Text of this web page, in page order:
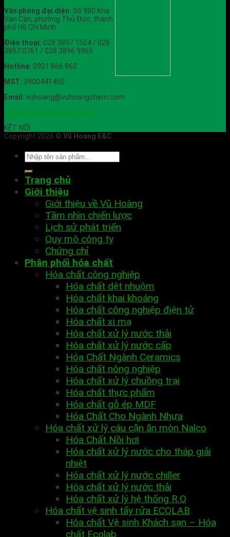
Văn phòng đại diện: Số 980 Kha
Vạn Cân, phường Thủ Đức, thành
phố Hồ Chí Minh
Điện thoại: 028 3897 1504 / 028
3897 0761 / 028 3896 9965
Hotline: 0901 866 860
MST: 3900441450
Email: vuhoang@vuhoangchem.com
https://vuhoangchem.com
KẾT NỐI
Copyright 2026 © Vũ Hoàng E&C
Trang chủ
Giới thiệu
Giới thiệu về Vũ Hoàng
Tầm nhìn chiến lược
Lịch sử phát triển
Quy mô công ty
Chứng chỉ
Phân phối hóa chất
Hóa chất công nghiệp
Hóa chất dệt nhuộm
Hóa chất khai khoáng
Hóa chất công nghiệp điện tử
Hóa chất xi mạ
Hóa chất xử lý nước thải
Hóa chất xử lý nước cấp
Hóa Chất Ngành Ceramics
Hóa chất nông nghiệp
Hóa chất xử lý chuồng trại
Hóa chất thực phẩm
Hóa chất gỗ ép MDF
Hóa Chất Cho Ngành Nhựa
Hóa chất xử lý cáu cặn ăn mòn Nalco
Hóa Chất Nồi hơi
Hóa chất xử lý nước cho tháp giải
nhiệt
Hóa chất xử lý nước chiller
Hóa chất xử lý nước thải
Hóa chất xử lý hệ thống R.O
Hóa chất vệ sinh tẩy rửa ECOLAB
Hóa chất Vệ sinh Khách sạn – Hóa
chất Ecolab